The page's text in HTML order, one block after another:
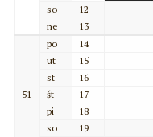
so
12
ne
13
51
po
14
ut
15
st
16
št
17
pi
18
so
19